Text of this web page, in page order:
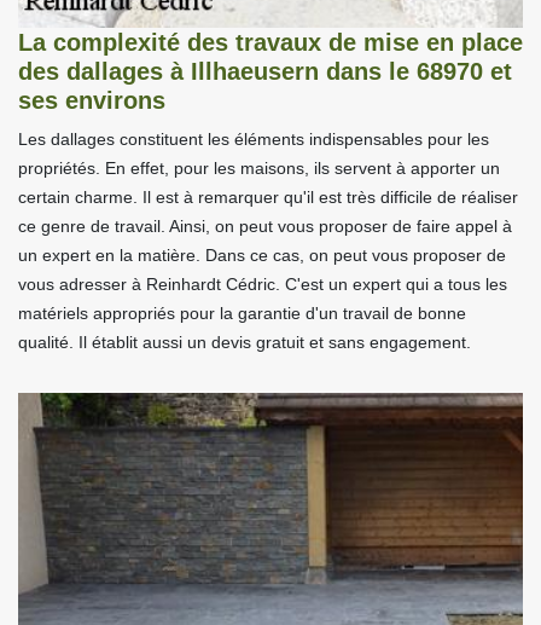
La complexité des travaux de mise en place
des dallages à Illhaeusern dans le 68970 et
ses environs
Les dallages constituent les éléments indispensables pour les
propriétés. En effet, pour les maisons, ils servent à apporter un
certain charme. Il est à remarquer qu'il est très difficile de réaliser
ce genre de travail. Ainsi, on peut vous proposer de faire appel à
un expert en la matière. Dans ce cas, on peut vous proposer de
vous adresser à Reinhardt Cédric. C'est un expert qui a tous les
matériels appropriés pour la garantie d'un travail de bonne
qualité. Il établit aussi un devis gratuit et sans engagement.